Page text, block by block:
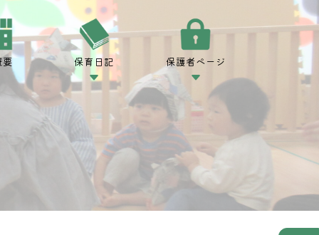
要 保育日記 保護者ページ